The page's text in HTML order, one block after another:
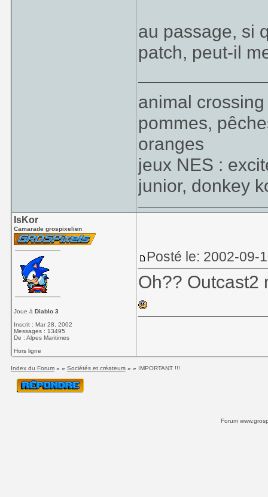
au passage, si
patch, peut-il
animal
pommes,
oranges
jeux NES :
junior, donkey
IsKor
Camarade grospixelien
Joue àDiablo 3
Inscrit : Mar 28, 2002
Messages : 13495
De : Alpes Maritimes
Hors ligne
Posté le: 2002-09-
Oh?? Outcast2
Index du Forum» » Sociétés et créateurs» » IMPORTANT !!!
Forum